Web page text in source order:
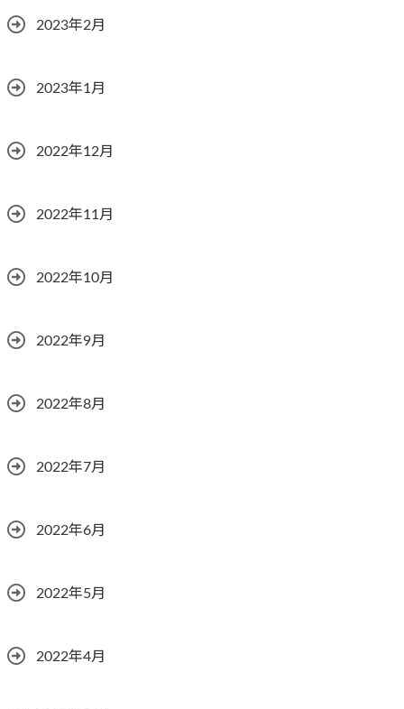
2023年2月
2023年1月
2022年12月
2022年11月
2022年10月
2022年9月
2022年8月
2022年7月
2022年6月
2022年5月
2022年4月